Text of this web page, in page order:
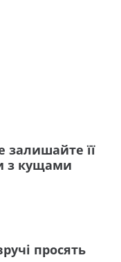
залишайте її
з кущами
просять